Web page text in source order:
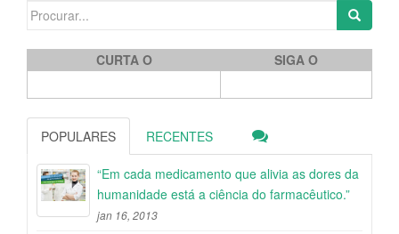
Search for:
CURTA O SIGA O
POPULARES RECENTES
“Em cada medicamento que alivia as dores da
humanidade está a ciência do farmacêutico.”
jan 16, 2013